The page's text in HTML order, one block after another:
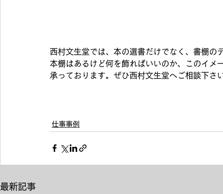
西村文生堂では、本の選書だけでなく、書棚の
本棚はあるけど何を飾ればいいのか、このイメ
承っております。ぜひ西村文生堂へご相談下さ
仕事事例
最新記事